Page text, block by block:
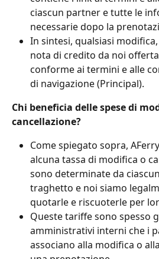
ciascun partner e tutte le
necessarie dopo la
In sintesi, qualsiasi
nota di credito da noi
conforme ai termini e alle
di navigazione (Principal).
Chi beneficia delle spese di
cancellazione?
Come spiegato sopra,
alcuna tassa di modifica o
sono determinate da
traghetto e noi siamo
quotarle e riscuoterle per
Queste tariffe sono spesso
amministrativi interni che i
associano alla modifica o